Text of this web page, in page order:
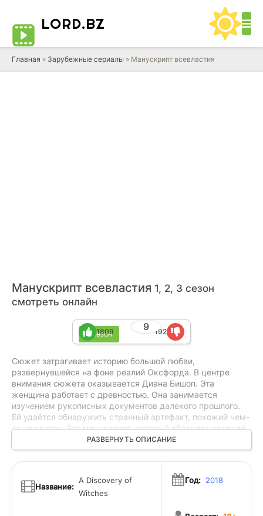
LORD.BZ
Главная » Зарубежные сериалы » Манускрипт всевластия
Манускрипт всевластия 1, 2, 3 сезон
смотреть онлайн
3 сезон
9
1809 192
Сюжет затрагивает историю большой любви,
развернувшейся на фоне реалий Оксфорда. В центре
внимания сюжета оказывается Диана Бишоп. Эта
женщина работает с древностью. Она занимается
изучением рукописных документов далекого прошлого.
Ей удаётся обнаружить странный артефакт, похожий чем-
то на свиток. Это манускрипт, который обладает древней
магией. С этих пор жизнь главной героини
переворачивается и меняется до неузнаваемости.
откроется далекая тайна прошлого, касающаяся её
семьи. Диана - наследница ведьминского рода, когда её
новый знакомый, Мэттью Клермонт, работающий
РАЗВЕРНУТЬ ОПИСАНИЕ
Название:
A Discovery of
Witches
Год: 2018